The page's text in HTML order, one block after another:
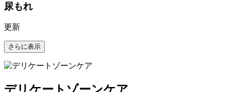
尿もれ
更新
さらに表示